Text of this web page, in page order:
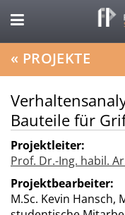
« PROJEKTE
Bauteile für
Projektleiter:
Prof. Dr.-Ing. habil.
Projektbearbeiter:
M.Sc. Kevin Hansch,